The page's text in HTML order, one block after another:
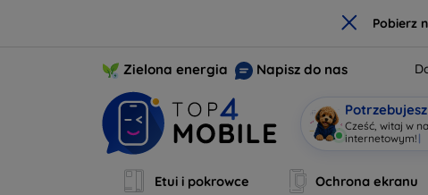
× Pobierz
Zielona energia Napisz do nas
Cześć, witaj w
internetowym! |
Etui i pokrowce Ochrona ekranu